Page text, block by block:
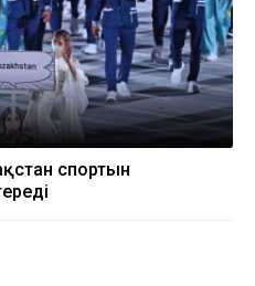
спортын